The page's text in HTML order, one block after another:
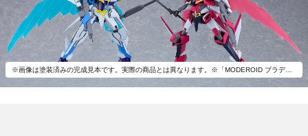
※画像は塗装済みの完成見本です。実際の商品とは異なります。※「MODEROID ブラディオン」（別売）とあわせて飾ろう。